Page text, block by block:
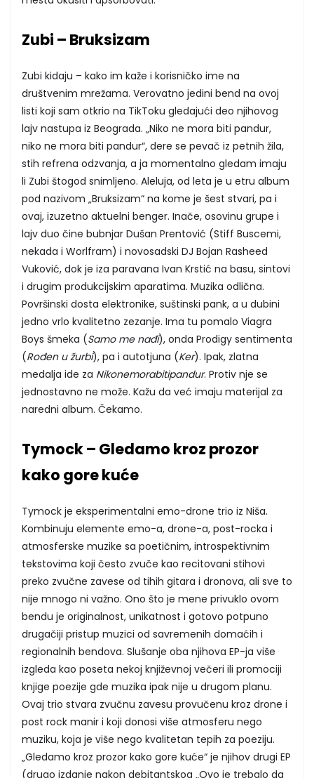
Zubi – Bruksizam
Zubi kidaju – kako im kaže i korisničko ime na
društvenim mrežama. Verovatno jedini bend na ovoj
listi koji sam otkrio na TikToku gledajući deo njihovog
lajv nastupa iz Beograda. „Niko ne mora biti pandur,
niko ne mora biti pandur“, dere se pevač iz petnih žila,
stih refrena odzvanja, a ja momentalno gledam imaju
li Zubi štogod snimljeno. Aleluja, od leta je u etru album
pod nazivom „Bruksizam“ na kome je šest stvari, pa i
ovaj, izuzetno aktuelni benger. Inače, osovinu grupe i
lajv duo čine bubnjar Dušan Prentović (Stiff Buscemi,
nekada i Worlfram) i novosadski DJ Bojan Rasheed
Vuković, dok je iza paravana Ivan Krstić na basu, sintovi
i drugim produkcijskim aparatima. Muzika odlična.
Površinski dosta elektronike, suštinski pank, a u dubini
jedno vrlo kvalitetno zezanje. Ima tu pomalo Viagra
Boys šmeka (Samo me nađi), onda Prodigy sentimenta
(Rođen u žurbi), pa i autotjuna (Ker). Ipak, zlatna
medalja ide za Nikonemorabitipandur. Protiv nje se
jednostavno ne može. Kažu da već imaju materijal za
naredni album. Čekamo.
Tymock – Gledamo kroz prozor
kako gore kuće
Tymock je eksperimentalni emo-drone trio iz Niša.
Kombinuju elemente emo-a, drone-a, post-rocka i
atmosferske muzike sa poetičnim, introspektivnim
tekstovima koji često zvuče kao recitovani stihovi
preko zvučne zavese od tihih gitara i dronova, ali sve to
nije mnogo ni važno. Ono što je mene privuklo ovom
bendu je originalnost, unikatnost i gotovo potpuno
drugačiji pristup muzici od savremenih domaćih i
regionalnih bendova. Slušanje oba njihova EP-ja više
izgleda kao poseta nekoj književnoj večeri ili promociji
knjige poezije gde muzika ipak nije u drugom planu.
Ovaj trio stvara zvučnu zavesu provučenu kroz drone i
post rock manir i koji donosi više atmosferu nego
muziku, koja je više nego kvalitetan tepih za poeziju.
„Gledamo kroz prozor kako gore kuće“ je njihov drugi EP
(drugo izdanje nakon debitantskog „Ovo je trebalo da